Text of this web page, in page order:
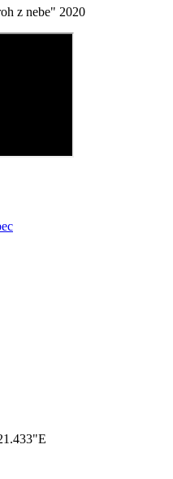
z nebe" 2020